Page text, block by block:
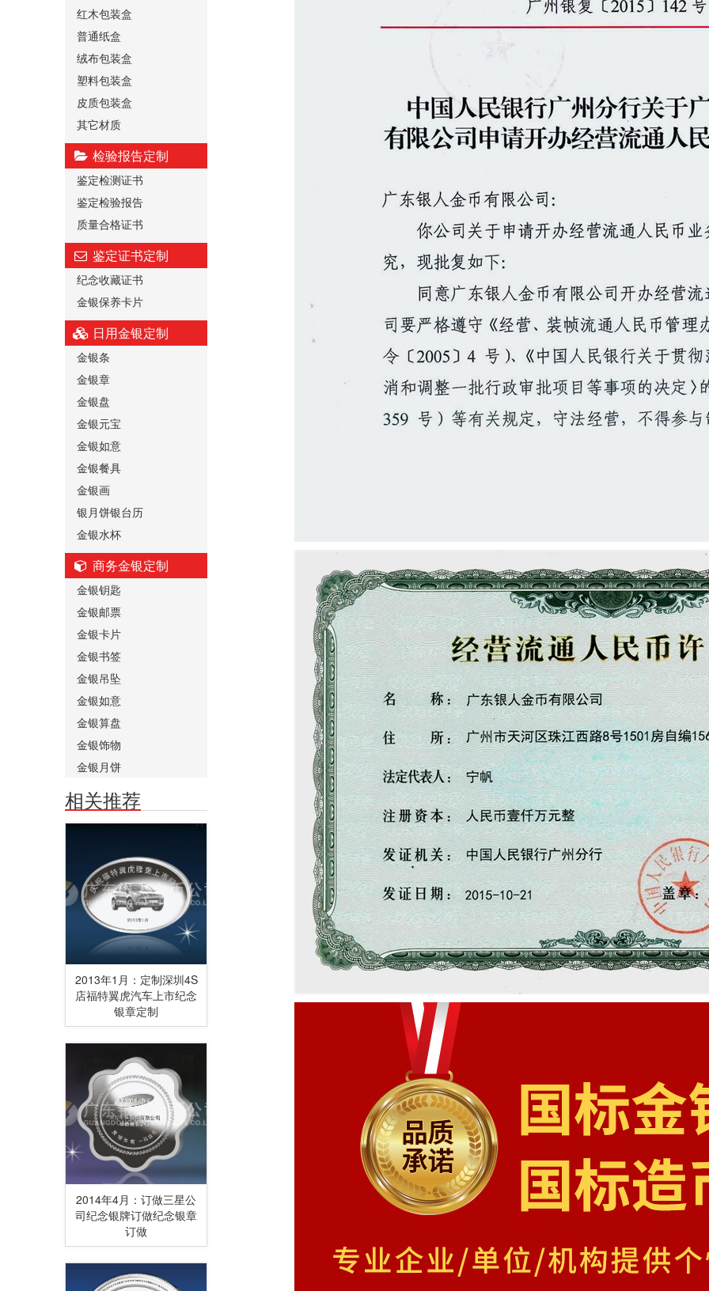
红木包装盒
普通纸盒
绒布包装盒
塑料包装盒
皮质包装盒
其它材质
检验报告定制
鉴定检测证书
鉴定检验报告
质量合格证书
鉴定证书定制
纪念收藏证书
金银保养卡片
日用金银定制
金银条
金银章
金银盘
金银元宝
金银如意
金银餐具
金银画
银月饼银台历
金银水杯
商务金银定制
金银钥匙
金银邮票
金银卡片
金银书签
金银吊坠
金银如意
金银算盘
金银饰物
金银月饼
相关推荐
2013年1月：定制深圳4S
店福特翼虎汽车上市纪念
银章定制
2014年4月：订做三星公
司纪念银牌订做纪念银章
订做